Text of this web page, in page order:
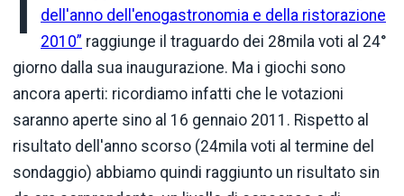
dell'anno dell'enogastronomia e della ristorazione
2010” raggiunge il traguardo dei 28mila voti al 24°
giorno dalla sua inaugurazione. Ma i giochi sono
ancora aperti: ricordiamo infatti che le votazioni
saranno aperte sino al 16 gennaio 2011. Rispetto al
risultato dell'anno scorso (24mila voti al termine del
sondaggio) abbiamo quindi raggiunto un risultato sin